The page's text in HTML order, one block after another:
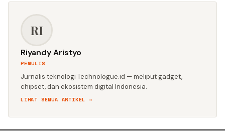
RI
Riyandy Aristyo
PENULIS
Jurnalis teknologi Technologue.id — meliput gadget,
chipset, dan ekosistem digital Indonesia.
LIHAT SEMUA ARTIKEL →